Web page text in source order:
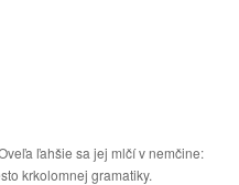
ľahšie sa jej mlčí v nemčine:
krkolomnej gramatiky.